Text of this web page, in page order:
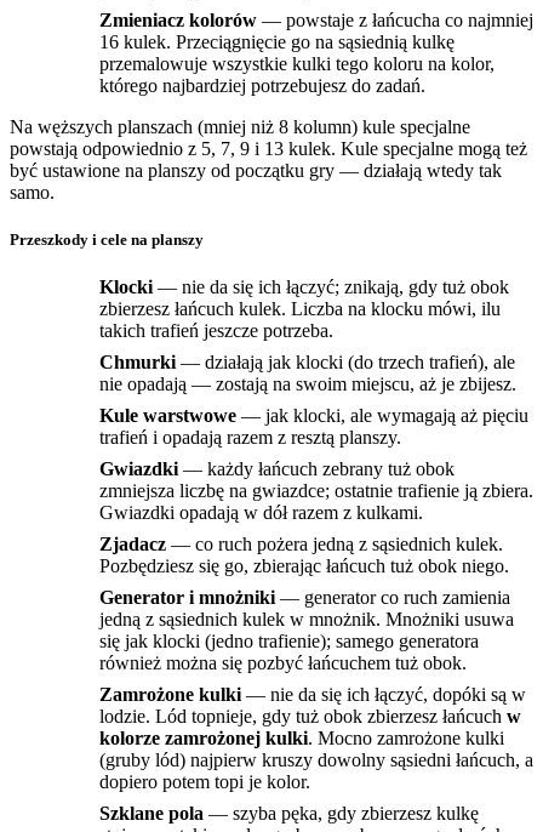
Zmieniacz kolorów — powstaje z łańcucha co najmniej
16 kulek. Przeciągnięcie go na sąsiednią kulkę
przemalowuje wszystkie kulki tego koloru na kolor,
którego najbardziej potrzebujesz do zadań.
Na węższych planszach (mniej niż 8 kolumn) kule specjalne
powstają odpowiednio z 5, 7, 9 i 13 kulek. Kule specjalne mogą też
być ustawione na planszy od początku gry — działają wtedy tak
samo.
Przeszkody i cele na planszy
Klocki — nie da się ich łączyć; znikają, gdy tuż obok
zbierzesz łańcuch kulek. Liczba na klocku mówi, ilu
takich trafień jeszcze potrzeba.
Chmurki — działają jak klocki (do trzech trafień), ale
nie opadają — zostają na swoim miejscu, aż je zbijesz.
Kule warstwowe — jak klocki, ale wymagają aż pięciu
trafień i opadają razem z resztą planszy.
Gwiazdki — każdy łańcuch zebrany tuż obok
zmniejsza liczbę na gwiazdce; ostatnie trafienie ją zbiera.
Gwiazdki opadają w dół razem z kulkami.
Zjadacz — co ruch pożera jedną z sąsiednich kulek.
Pozbędziesz się go, zbierając łańcuch tuż obok niego.
Generator i mnożniki — generator co ruch zamienia
jedną z sąsiednich kulek w mnożnik. Mnożniki usuwa
się jak klocki (jedno trafienie); samego generatora
również można się pozbyć łańcuchem tuż obok.
Zamrożone kulki — nie da się ich łączyć, dopóki są w
lodzie. Lód topnieje, gdy tuż obok zbierzesz łańcuch w
kolorze zamrożonej kulki. Mocno zamrożone kulki
(gruby lód) najpierw kruszy dowolny sąsiedni łańcuch, a
dopiero potem topi je kolor.
Szklane pola — szyba pęka, gdy zbierzesz kulkę